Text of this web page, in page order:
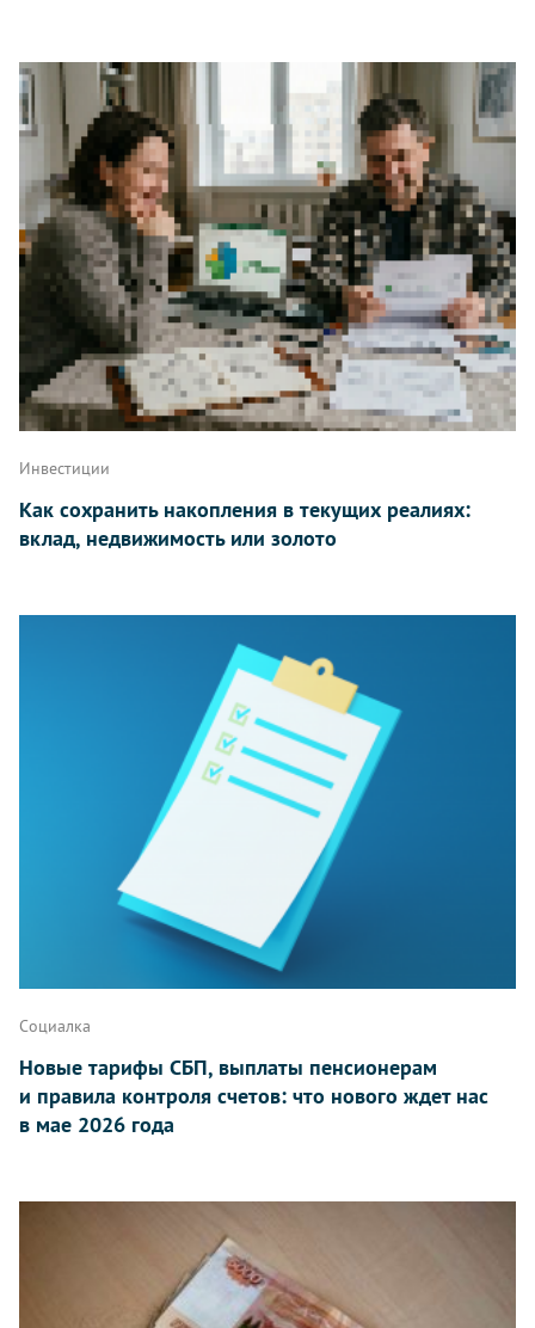
Инвестиции
Как сохранить накопления в текущих реалиях:
вклад, недвижимость или золото
Социалка
Новые тарифы СБП, выплаты пенсионерам
и правила контроля счетов: что нового ждет нас
в мае 2026 года